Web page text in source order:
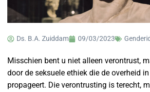
Ds. B.A. Zuiddam 09/03/2023
Misschien bent u niet alleen verontrust,
door de seksuele ethiek die de overheid
propageert. Die verontrusting is terecht,